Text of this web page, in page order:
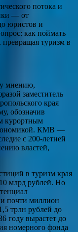
потока и
— от
юристов и
как поймать
туризм в
мнению,
заместитель
края
обозначив
курортным
КМВ —
с 200-летней
властей,
в туризм края
млрд рублей. Но
почти миллион
трлн рублей до
году вырастет до
номерного фонда